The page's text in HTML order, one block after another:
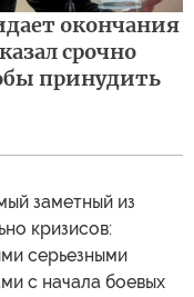
окончания
срочно
принудить
заметный из
кризисов:
серьезными
с начала боевых